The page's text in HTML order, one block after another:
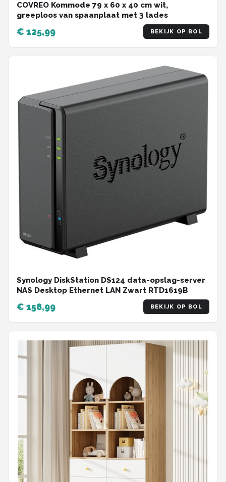
COVREO Kommode 79 x 60 x 40 cm wit,
greeploos van spaanplaat met 3 lades
€ 125,99 BEKIJK OP BOL
Synology DiskStation DS124 data-opslag-server
NAS Desktop Ethernet LAN Zwart RTD1619B
€ 158,99 BEKIJK OP BOL